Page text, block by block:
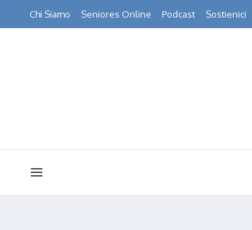
Chi Siamo Seniores Online Podcast Sostienici